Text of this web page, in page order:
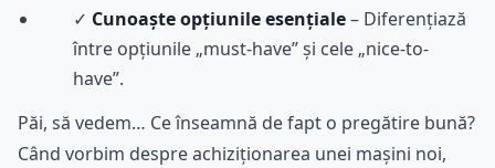
✓ Cunoaște opțiunile esențiale– Diferențiază
între opțiunile „must-have” și cele „nice-to-
have”.
Păi, să vedem… Ce înseamnă de fapt o pregătire bună?
Când vorbim despre achiziționarea unei mașini noi,